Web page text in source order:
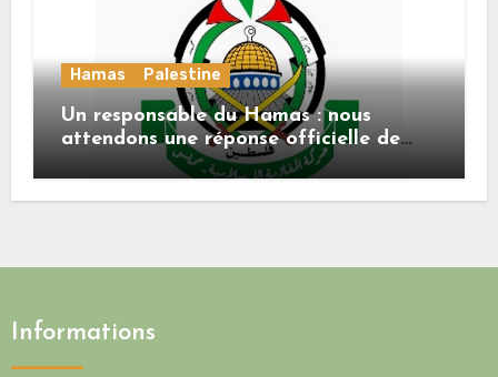
Hamas Palestine
Un responsable du Hamas : nous
attendons une réponse officielle de
Mladenov concernant la feuille de
route de la deuxième phase de l’accord
Informations